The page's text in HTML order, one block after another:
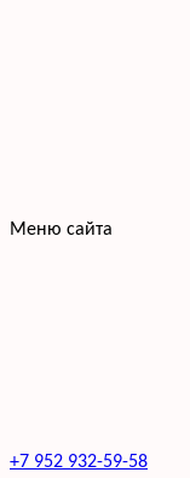
Меню сайта
+7 952 932-59-58